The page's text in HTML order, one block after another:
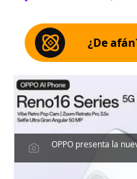
¿De
OPPO presenta la